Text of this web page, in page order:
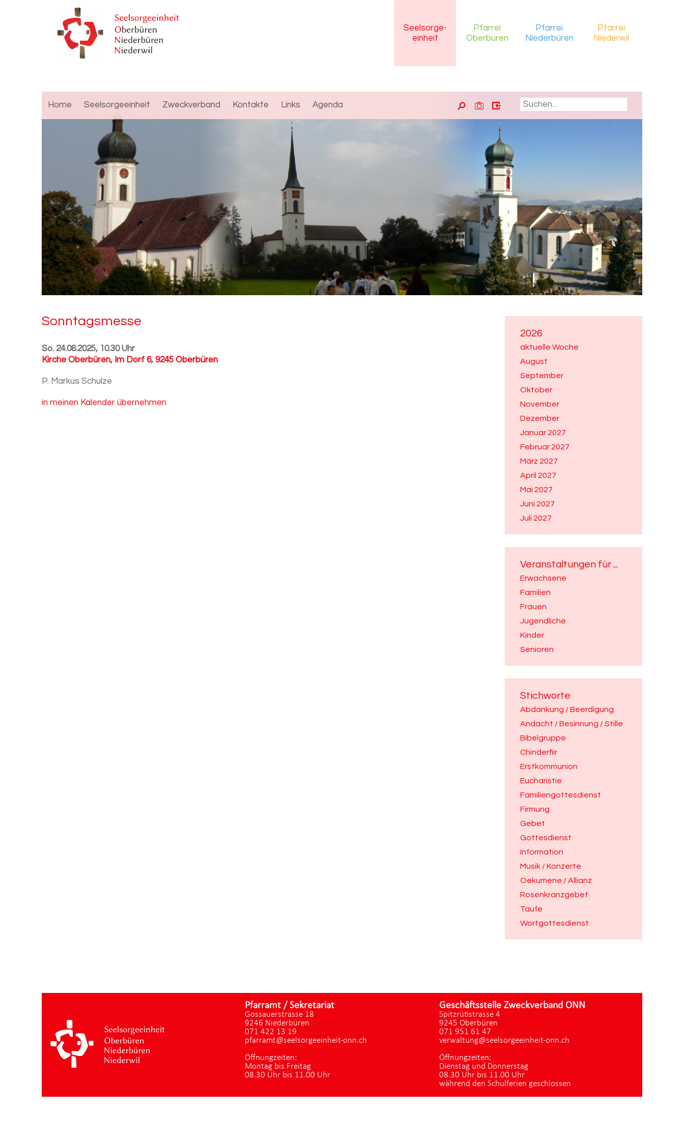
Seelsorge-
einheit
Pfarrei
Oberbüren
Pfarrei
Niederbüren
Pfarrei
Niederwil
Home Seelsorgeeinheit Zweckverband Kontakte Links Agenda
2026
aktuelle Woche
August
September
Oktober
November
Dezember
Januar 2027
Februar 2027
März 2027
April 2027
Mai 2027
Juni 2027
Juli 2027
Veranstaltungen für ...
Erwachsene
Familien
Frauen
Jugendliche
Kinder
Senioren
Stichworte
Abdankung / Beerdigung
Andacht / Besinnung / Stille
Bibelgruppe
Chinderfiir
Erstkommunion
Eucharistie
Familiengottesdienst
Firmung
Gebet
Gottesdienst
Information
Musik / Konzerte
Oekumene / Allianz
Rosenkranzgebet
Taufe
Wortgottesdienst
Sonn­tags­mes­se
So. 24.08.2025, 10.30 Uhr
Kirche Oberbüren, Im Dorf 6, 9245 Oberbüren
P. Markus Schulze
in meinen Kalender übernehmen
Pfarramt / Sekretariat
Gossauerstrasse 18
9246 Niederbüren
071 422 13 19
pfarramt@seelsorgeeinheit-onn.ch
Öffnungzeiten:
Montag bis Freitag
08.30 Uhr bis 11.00 Uhr
Geschäftsstelle Zweckverband ONN
Spitzrütistrasse 4
9245 Oberbüren
071 951 61 47
verwaltung@seelsorgeeinheit-onn.ch
Öffnungzeiten:
Dienstag und Donnerstag
08.30 Uhr bis 11.00 Uhr
während den Schulferien geschlossen